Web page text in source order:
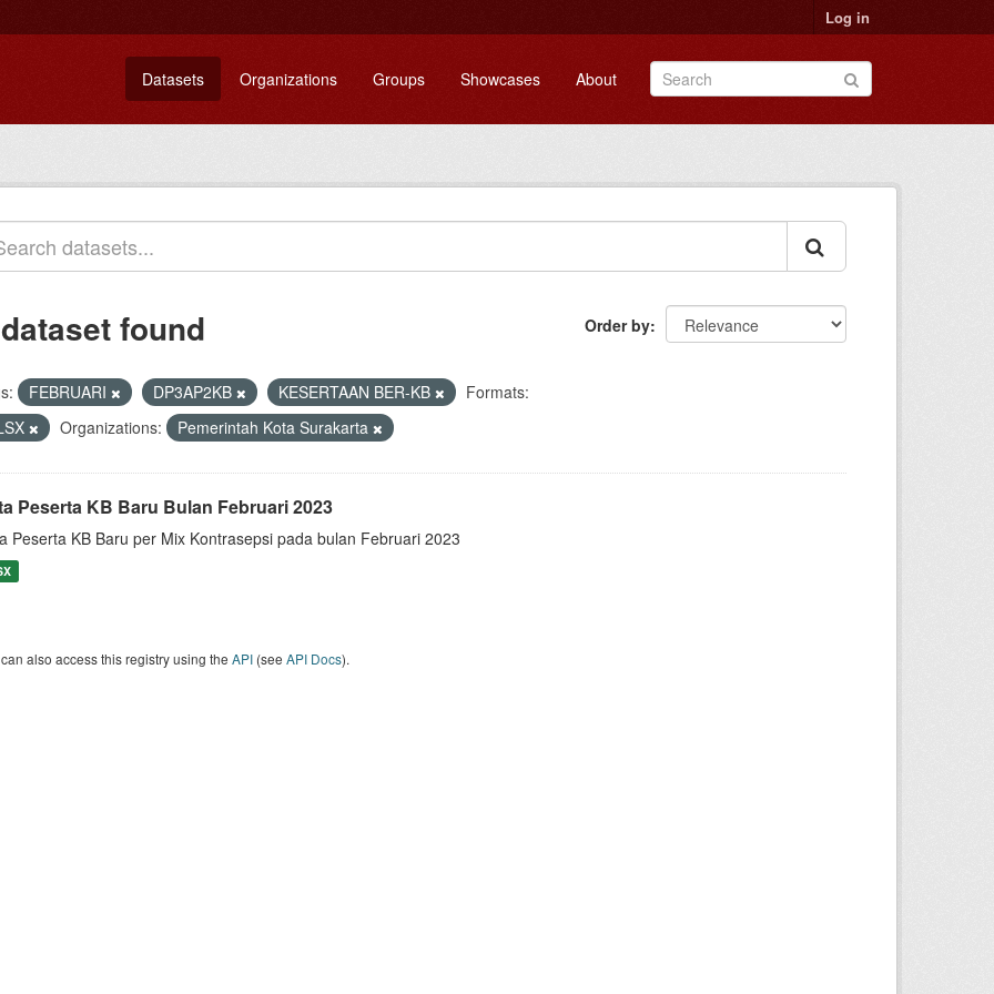
Log in
Datasets Organizations Groups Showcases About
Order by
found
FEBRUARI DP3AP2KB KESERTAAN BER-KB
Formats:
Organizations: Pemerintah Kota Surakarta
Peserta KB Baru Bulan Februari 2023
Peserta KB Baru per Mix Kontrasepsi pada bulan Februari 2023
also access this registry using the API (see API Docs).